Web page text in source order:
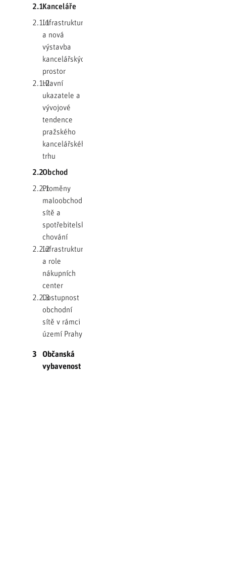
2.1Kanceláře
2.1.1Infrastruktura
a nová
výstavba
kancelářských
prostor
2.1.2Hlavní
ukazatele a
vývojové
tendence
pražského
kancelářského
trhu
2.2Obchod
2.2.1Proměny
maloobchodní
sítě a
spotřebitelského
chování
2.2.2Infrastruktura
a role
nákupních
center
2.2.3Dostupnost
obchodní
sítě v rámci
území Prahy
3
Občanská
vybavenost